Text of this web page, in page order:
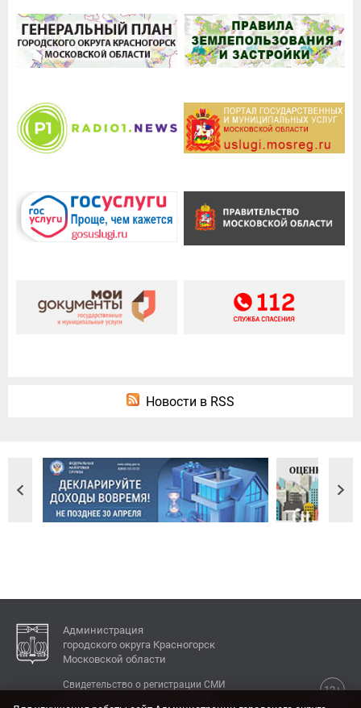
Новости в RSS
Администрация
городского округа Красногорск
Московской области
12+
Свидетельство о регистрации СМИ